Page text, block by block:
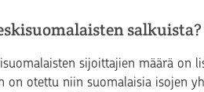
salkuista?
sijoittajien määrä on
on otettu niin suomalaisia isojen